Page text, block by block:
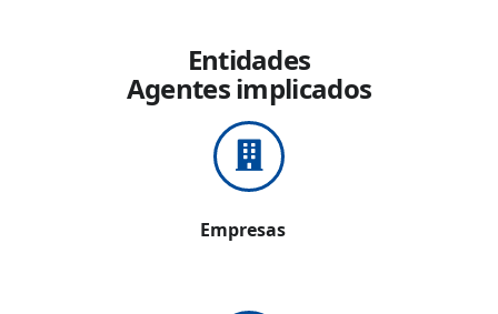
Entidades
Agentes implicados
Empresas